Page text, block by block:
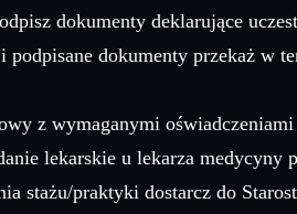
dokumenty deklarujące
i podpisane dokumenty przekaż w
z wymaganymi
lekarskie u lekarza medycyny
stażu/praktyki dostarcz do